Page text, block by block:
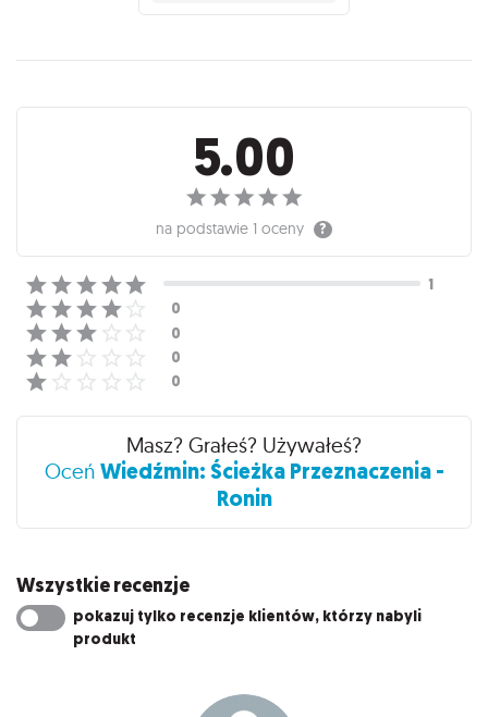
Recenzje
5.00
na podstawie 1 oceny
Masz? Grałeś? Używałeś?
Oceń Wiedźmin: Ścieżka Przeznaczenia -
Ronin
Wszystkie recenzje
pokazuj tylko recenzje klientów, którzy nabyli
produkt